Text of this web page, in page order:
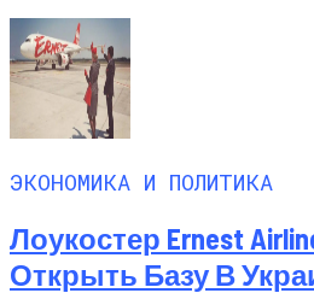
ЭКОНОМИКА И ПОЛИТИКА
Лоукостер Ernest
Открыть Базу В